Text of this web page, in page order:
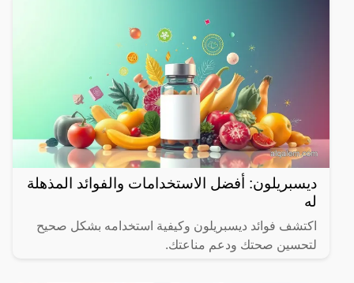
ديسبريلون: أفضل الاستخدامات والفوائد المذهلة
له
اكتشف فوائد ديسبريلون وكيفية استخدامه بشكل صحيح
لتحسين صحتك ودعم مناعتك.